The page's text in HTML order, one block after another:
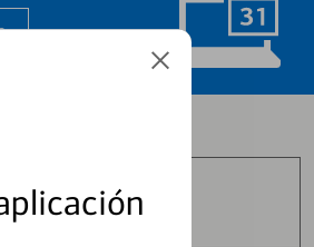
y seguros:
Asegurados por FDIC